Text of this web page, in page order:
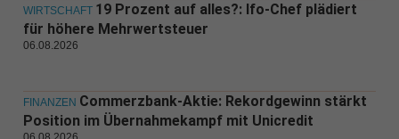
WIRTSCHAFT 19 Prozent auf alles?: Ifo-Chef plädiert
für höhere Mehrwertsteuer
06.08.2026
FINANZEN Commerzbank-Aktie: Rekordgewinn stärkt
Position im Übernahmekampf mit Unicredit